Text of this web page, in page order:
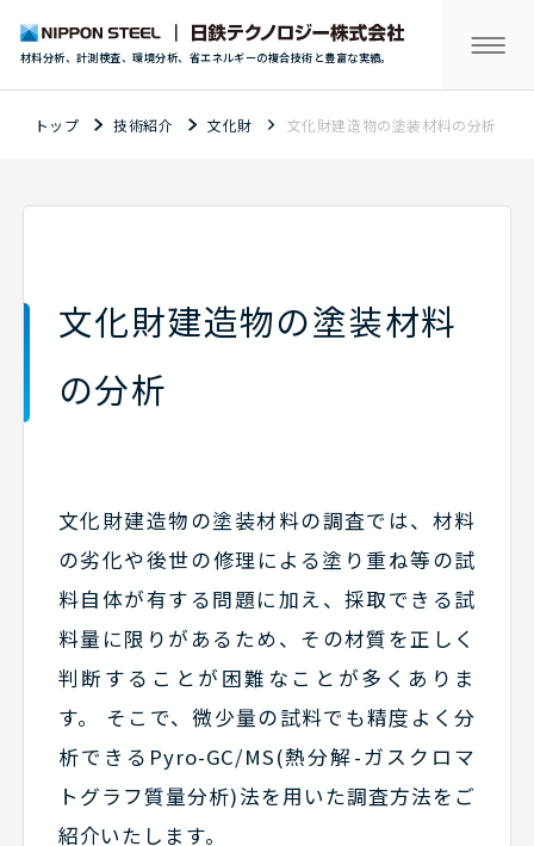
材料分析、計測検査、環境分析、省エネルギーの複合技術と豊富な実績。
トップ 技術紹介 文化財 文化財建造物の塗装材料の分析
文化財建造物の塗装材料
の分析
文化財建造物の塗装材料の調査では、材料
の劣化や後世の修理による塗り重ね等の試
料自体が有する問題に加え、採取できる試
料量に限りがあるため、その材質を正しく
判断することが困難なことが多くありま
す。
そこで、微少量の試料でも精度よく分
析できるPyro-GC/MS(熱分解-ガスクロマ
トグラフ質量分析)法を用いた調査方法をご
紹介いたします。